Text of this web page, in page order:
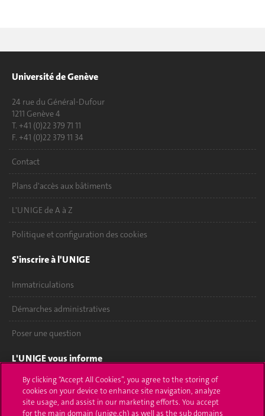
Université de Genève
24 rue du Général-Dufour
1211 Genève 4
T. +41 (0)22 379 71 11
F. +41 (0)22 379 11 34
Contact
Plans d'accès aux bâtiments
L'UNIGE de A à Z
Politique et configuration des cookies
S'inscrire à l'UNIGE
Immatriculations
Démarches administratives
Poser une question
L'UNIGE vous informe
UNIGE Mobile
Médias
By clicking “Accept All Cookies”, you agree to the storing of
cookies on your device to enhance site navigation, analyze
site usage, and assist in our marketing efforts. You accept
for the main domain (unige.ch) as well as the sub domains